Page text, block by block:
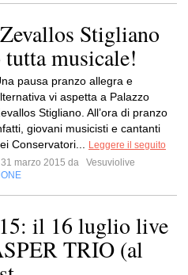
Stigliano
tutta musicale!
pausa pranzo allegra e
vi aspetta a Palazzo
Stigliano. All’ora di pranzo
giovani musicisti e cantanti
Conservatori...
Leggere il seguito
Il 31 marzo 2015 da
Vesuviolive
il 16 luglio live
TRIO (al